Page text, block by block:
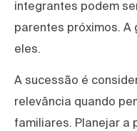
integrantes podem
parentes próximos.
eles.
A sucessão é
relevância quando
familiares. Planejar a